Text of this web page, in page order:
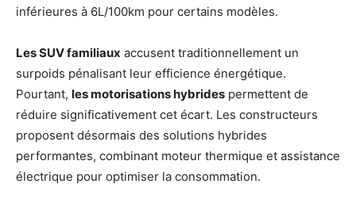
inférieures à 6L/100km pour certains modèles.
Les SUV familiaux accusent traditionnellement un
surpoids pénalisant leur efficience énergétique.
Pourtant, les motorisations hybrides permettent de
réduire significativement cet écart. Les constructeurs
proposent désormais des solutions hybrides
performantes, combinant moteur thermique et assistance
électrique pour optimiser la consommation.